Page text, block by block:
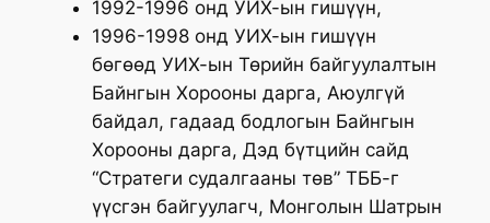
1992-1996 онд УИХ-ын гишүүн,
1996-1998 онд УИХ-ын гишүүн
бөгөөд УИХ-ын Төрийн байгуулалтын
Байнгын Хорооны дарга, Аюулгүй
байдал, гадаад бодлогын Байнгын
Хорооны дарга, Дэд бүтцийн сайд
“Стратеги судалгааны төв” ТББ-г
үүсгэн байгуулагч, Монголын Шатрын